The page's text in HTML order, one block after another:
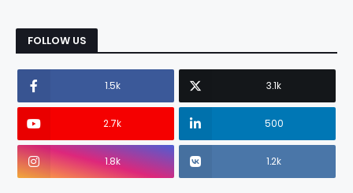
FOLLOW US
1.5k 3.1k
2.7k 500
1.8k 1.2k